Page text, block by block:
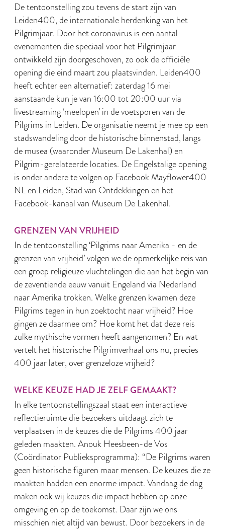
De tentoonstelling zou tevens de start zijn van
Leiden400, de internationale herdenking van het
Pilgrimjaar. Door het coronavirus is een aantal
evenementen die speciaal voor het Pilgrimjaar
ontwikkeld zijn doorgeschoven, zo ook de officiële
opening die eind maart zou plaatsvinden. Leiden400
heeft echter een alternatief: zaterdag 16 mei
aanstaande kun je van 16:00 tot 20:00 uur via
livestreaming ‘meelopen’ in de voetsporen van de
Pilgrims in Leiden. De organisatie neemt je mee op een
stadswandeling door de historische binnenstad, langs
de musea (waaronder Museum De Lakenhal) en
Pilgrim-gerelateerde locaties. De Engelstalige opening
is onder andere te volgen op Facebook Mayflower400
NL en Leiden, Stad van Ontdekkingen en het
Facebook-kanaal van Museum De Lakenhal.
GRENZEN VAN VRIJHEID
In de tentoonstelling ‘Pilgrims naar Amerika - en de
grenzen van vrijheid’ volgen we de opmerkelijke reis van
een groep religieuze vluchtelingen die aan het begin van
de zeventiende eeuw vanuit Engeland via Nederland
naar Amerika trokken. Welke grenzen kwamen deze
Pilgrims tegen in hun zoektocht naar vrijheid? Hoe
gingen ze daarmee om? Hoe komt het dat deze reis
zulke mythische vormen heeft aangenomen? En wat
vertelt het historische Pilgrimverhaal ons nu, precies
400 jaar later, over grenzeloze vrijheid?
WELKE KEUZE HAD JE ZELF GEMAAKT?
In elke tentoonstellingszaal staat een interactieve
reflectieruimte die bezoekers uitdaagt zich te
verplaatsen in de keuzes die de Pilgrims 400 jaar
geleden maakten. Anouk Heesbeen-de Vos
(Coördinator Publieksprogramma): “De Pilgrims waren
geen historische figuren maar mensen. De keuzes die ze
maakten hadden een enorme impact. Vandaag de dag
maken ook wij keuzes die impact hebben op onze
omgeving en op de toekomst. Daar zijn we ons
misschien niet altijd van bewust. Door bezoekers in de